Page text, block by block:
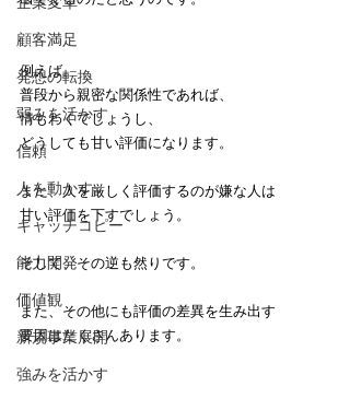
顧客満足
発想の転換
弱みを活かす
信頼
人を動かす
キャッチコピー
能力開発
価値観
新規事業展開
強みを活かす
例えば、
普段から親密な関係性であれば、
情もわくでしょうし、
どうしても甘い評価になります。
また、人を厳しく評価するのが嫌な人は
甘い評価を下すでしょう。
そして、その逆も然りです。
また、その他にも評価の差異を生み出す
要因はたくさんあります。